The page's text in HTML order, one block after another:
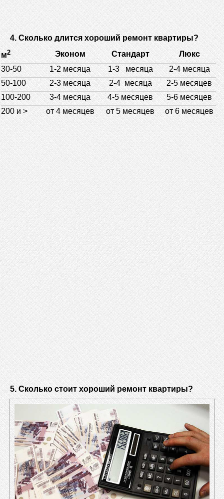
4. Сколько длится хороший ремонт квартиры?
м2 Эконом Стандарт
Люкс
30-50
1-2 месяца 1-3 месяца
2-4 месяца
50-100
2-3 месяца 2-4 месяца
2-5 месяцев
100-200
3-4 месяца 4-5 месяцев
5-6 месяцев
200 и >
от 4 месяцев от 5 месяцев от 6 месяцев
5. Сколько стоит хороший ремонт квартиры?